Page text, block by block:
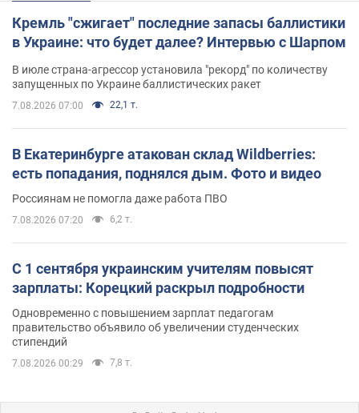
Кремль "сжигает" последние запасы баллистики
в Украине: что будет далее? Интервью с Шарпом
В июле страна-агрессор установила "рекорд" по количеству
запущенных по Украине баллистических ракет
7.08.2026 07:00 22,1 т.
В Екатеринбурге атакован склад Wildberries:
есть попадания, поднялся дым. Фото и видео
Россиянам не помогла даже работа ПВО
7.08.2026 07:20 6,2 т.
С 1 сентября украинским учителям повысят
зарплаты: Корецкий раскрыл подробности
Одновременно с повышением зарплат педагогам
правительство объявило об увеличении студенческих
стипендий
7.08.2026 00:29 7,8 т.